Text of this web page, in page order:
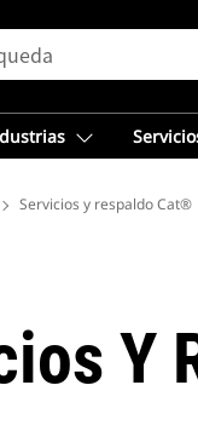
Servicios y respaldo Cat®
Y